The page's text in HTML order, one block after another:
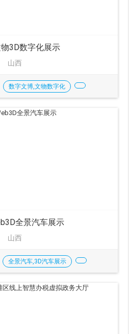
3D数字化展示
山西
数字文博,文物数字化
全景汽车展示
山西
全景汽车,3D汽车展示